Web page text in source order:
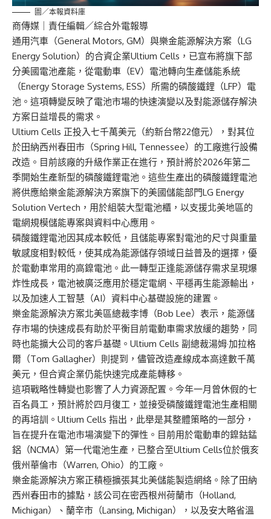
圖／本報資料庫
商傳媒 ｜責任編輯／綜合外電報導
通用汽車（General Motors, GM）與樂金能源解決方案（LG
Energy Solution）的合資企業Ultium Cells，已宣布將旗下部
分美國電池產能，從電動車（EV）電池轉向生產儲能系統
（Energy Storage Systems, ESS）所需的磷酸鐵鋰（LFP）電
池。這項轉變反映了電池市場的快速演變以及對能源儲存解決
方案日益增長的需求。
Ultium Cells 正投入七千萬美元（約新台幣22億元），對其位
於田納西州春田市（Spring Hill, Tennessee）的工廠進行設備
改造。目前該廠的升級作業正在進行，預計將於2026年第二
季開始生產新型的磷酸鐵鋰電池。這些生產出的磷酸鐵鋰電池
將供應給樂金能源解決方案旗下的美國儲能部門LG Energy
Solution Vertech，用於組裝大型電池櫃，以支援北美地區的
電網規模儲能專案與資料中心應用。
磷酸鐵鋰電池因其成本較低，且儲能專案對電池的尺寸與重量
敏感度相對較低，使其成為能源儲存領域日益普及的選擇，優
於電動車常用的高鎳電池。此一轉型正逢能源儲存需求呈現爆
炸性成長，電池被廣泛應用於穩定電網、平穩再生能源輸出，
以及加速人工智慧（AI）資料中心基礎設施的建置。
樂金能源解決方案北美區總裁李博（Bob Lee）表示，能源儲
存市場的快速成長有助於平衡目前電動車需求放緩的趨勢，同
時也能擴大公司的客戶基礎。Ultium Cells 副總裁湯姆·加拉格
爾（Tom Gallagher）則提到，儘管改造產線成本高達數千萬
美元，但合資企業仍能快速完成產能轉移。
這項戰略性轉變也影響了人力資源配置。今年一月曾休假的七
百名員工，預計將於四月復工，並接受磷酸鐵鋰電池生產相關
的再培訓。Ultium Cells 指出，此舉是其整體策略的一部分，
旨在提升在電池市場演變下的彈性。目前用於電動車的鎳鈷錳
鋁（NCMA）第一代電池生產，已整合至Ultium Cells位於俄亥
俄州華倫市（Warren, Ohio）的工廠。
樂金能源解決方案正積極擴張其北美儲能製造網絡。除了田納
西州春田市的據點，該公司在密西根州荷蘭市（Holland,
Michigan）、蘭辛市（Lansing, Michigan），以及安大略省溫